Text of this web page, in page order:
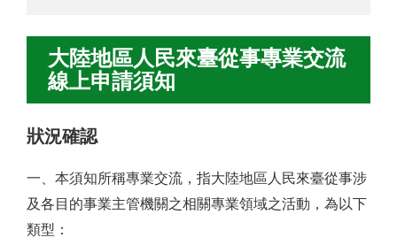
大陸地區人民來臺從事專業交流
線上申請須知
狀況確認
一、 本須知所稱專業交流，指大陸地區人民來臺從事涉
及各目的事業主管機關之相關專業領域之活動，為以下
類型：